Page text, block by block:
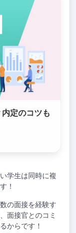
定のコツも
学生は同時に複
！
の面接を経験す
面接官とのコミ
からです！